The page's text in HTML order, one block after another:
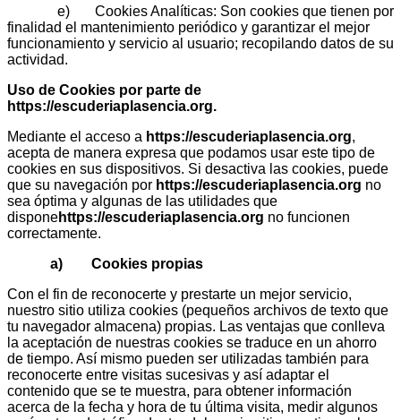
e) Cookies Analíticas: Son cookies que tienen por
finalidad el mantenimiento periódico y garantizar el mejor
funcionamiento y servicio al usuario; recopilando datos de su
actividad.
Uso de Cookies por parte de
https://escuderiaplasencia.org.
Mediante el acceso a https://escuderiaplasencia.org,
acepta de manera expresa que podamos usar este tipo de
cookies en sus dispositivos. Si desactiva las cookies, puede
que su navegación por https://escuderiaplasencia.org no
sea óptima y algunas de las utilidades que
disponehttps://escuderiaplasencia.org no funcionen
correctamente.
a) Cookies propias
Con el fin de reconocerte y prestarte un mejor servicio,
nuestro sitio utiliza cookies (pequeños archivos de texto que
tu navegador almacena) propias. Las ventajas que conlleva
la aceptación de nuestras cookies se traduce en un ahorro
de tiempo. Así mismo pueden ser utilizadas también para
reconocerte entre visitas sucesivas y así adaptar el
contenido que se te muestra, para obtener información
acerca de la fecha y hora de tu última visita, medir algunos